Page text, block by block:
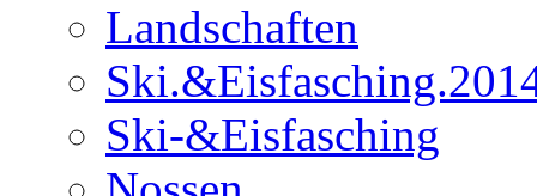
Landschaften
Ski-&Eisfasching